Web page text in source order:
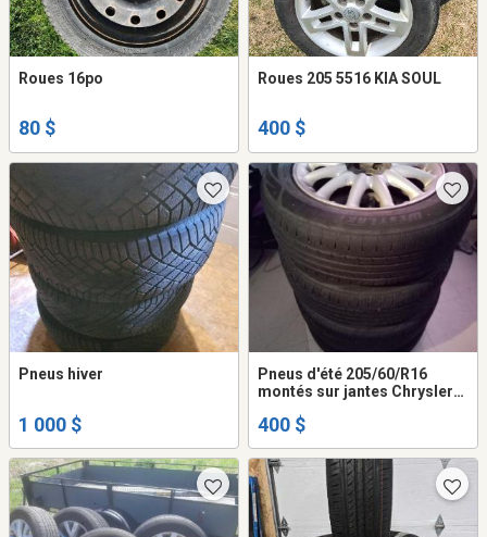
Roues 16po
80 $
Roues 205 5516 KIA SOUL
400 $
Pneus hiver
1 000 $
Pneus d'été 205/60/R16
montés sur jantes Chrysler
originales avec caps
400 $